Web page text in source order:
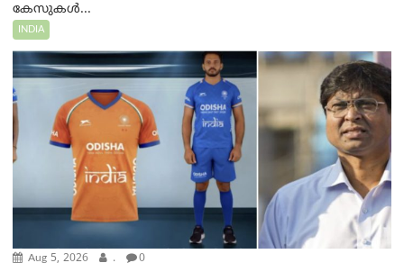
കേസുകൾ...
INDIA
Aug 5, 2026 . 0